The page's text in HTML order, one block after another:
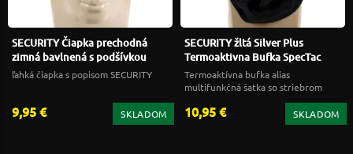
SECURITY Čiapka prechodná
zimná bavlnená s podšívkou
ľahká čiapka s popisom SECURITY
9,95 € SKLADOM
SECURITY žltá Silver Plus
Termoaktivna Bufka SpecTac
Termoaktívna bufka alias
multifunkčná šatka so striebrom
10,95 € SKLADOM